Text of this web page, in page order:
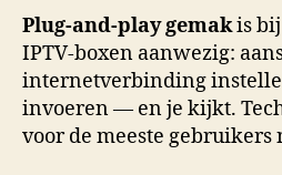
Plug-and-play gemakis bij
IPTV-boxen aanwezig:
internetverbinding
invoeren — en je kijkt.
voor de meeste gebruikers